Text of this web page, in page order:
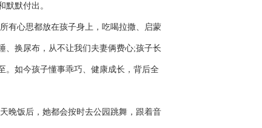
默付出。
心思都放在孩子身上，吃喝拉撒、启蒙
、换尿布，从不让我们夫妻俩费心;孩子长
。如今孩子懂事乖巧、健康成长，背后全
饭后，她都会按时去公园跳舞，跟着音